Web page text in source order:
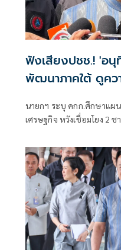
ฟังเสียงปชช.! 'อ
พัฒนาภาคใต้ ดูคว
นายกฯ ระบุ คกก.ศึกษาแผ
เศรษฐกิจ หวังเชื่อมโยง 2